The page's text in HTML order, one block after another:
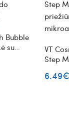
Bubble
su
VT
Step
6.49€